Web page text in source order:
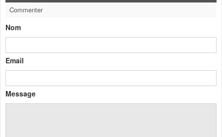
Commenter
Nom
Email
Message